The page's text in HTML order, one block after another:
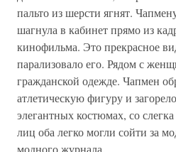
пальто из шерсти ягнят.
шагнула в кабинет прямо из
кинофильма. Это прекрасное
парализовало его. Рядом с
гражданской одежде. Чапмен
атлетическую фигуру и
элегантных костюмах, со
лиц оба легко могли сойти за
модного журнала.